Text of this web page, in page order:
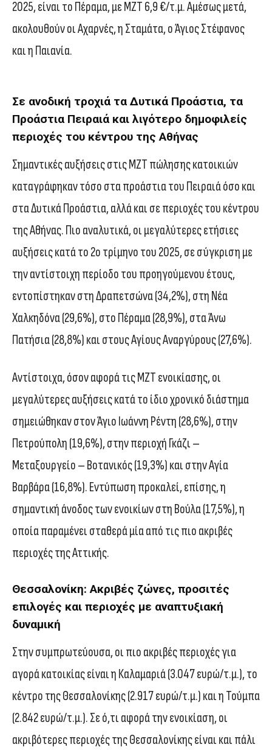
2025, είναι το Πέραμα, με ΜΖΤ 6,9 €/τ.μ. Αμέσως μετά,
ακολουθούν οι Αχαρνές, η Σταμάτα, ο Άγιος Στέφανος
και η Παιανία.
Σε ανοδική τροχιά τα Δυτικά Προάστια, τα
Προάστια Πειραιά και λιγότερο δημοφιλείς
περιοχές του κέντρου της Αθήνας
Σημαντικές αυξήσεις στις ΜΖΤ πώλησης κατοικιών
καταγράφηκαν τόσο στα προάστια του Πειραιά όσο και
στα Δυτικά Προάστια, αλλά και σε περιοχές του κέντρου
της Αθήνας. Πιο αναλυτικά, οι μεγαλύτερες ετήσιες
αυξήσεις κατά το 2ο τρίμηνο του 2025, σε σύγκριση με
την αντίστοιχη περίοδο του προηγούμενου έτους,
εντοπίστηκαν στη Δραπετσώνα (34,2%), στη Νέα
Χαλκηδόνα (29,6%), στο Πέραμα (28,9%), στα Άνω
Πατήσια (28,8%) και στους Αγίους Αναργύρους (27,6%).
Αντίστοιχα, όσον αφορά τις ΜΖΤ ενοικίασης, οι
μεγαλύτερες αυξήσεις κατά το ίδιο χρονικό διάστημα
σημειώθηκαν στον Άγιο Ιωάννη Ρέντη (28,6%), στην
Πετρούπολη (19,6%), στην περιοχή Γκάζι –
Μεταξουργείο – Βοτανικός (19,3%) και στην Αγία
Βαρβάρα (16,8%). Εντύπωση προκαλεί, επίσης, η
σημαντική άνοδος των ενοικίων στη Βούλα (17,5%), η
οποία παραμένει σταθερά μία από τις πιο ακριβές
περιοχές της Αττικής.
Θεσσαλονίκη: Ακριβές ζώνες, προσιτές
επιλογές και περιοχές με αναπτυξιακή
δυναμική
Στην συμπρωτεύουσα, οι πιο ακριβές περιοχές για
αγορά κατοικίας είναι η Καλαμαριά (3.047 ευρώ/τ.μ.), το
κέντρο της Θεσσαλονίκης (2.917 ευρώ/τ.μ.) και η Τούμπα
(2.842 ευρώ/τ.μ.). Σε ό,τι αφορά την ενοικίαση, οι
ακριβότερες περιοχές της Θεσσαλονίκης είναι και πάλι